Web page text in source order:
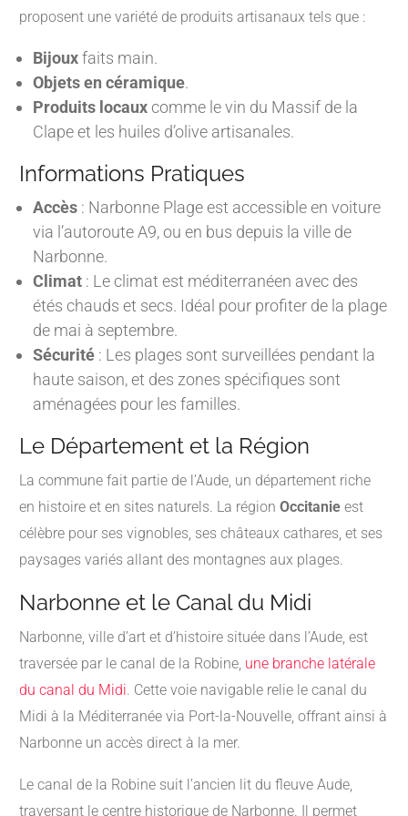
proposent une variété de produits artisanaux tels que :
Bijouxfaits main.
Objets en céramique.
Produits locaux comme le vin du Massif de la
Clape et les huiles d’olive artisanales.
Informations Pratiques
Accès : Narbonne Plage est accessible en voiture
via l’autoroute A9, ou en bus depuis la ville de
Narbonne.
Climat : Le climat est méditerranéen avec des
étés chauds et secs. Idéal pour profiter de la plage
de mai à septembre.
Sécurité : Les plages sont surveillées pendant la
haute saison, et des zones spécifiques sont
aménagées pour les familles.
Le Département et la Région
La commune fait partie de l’Aude, un département riche
en histoire et en sites naturels. La région Occitanie est
célèbre pour ses vignobles, ses châteaux cathares, et ses
paysages variés allant des montagnes aux plages.
Narbonne et le Canal du Midi
Narbonne, ville d’art et d’histoire située dans l’Aude, est
traversée par le canal de la Robine, une branche latérale
du canal du Midi Cette voie navigable relie le canal du
Midi à la Méditerranée via Port-la-Nouvelle, offrant ainsi à
Narbonne un accès direct à la mer.
Le canal de la Robine suit l’ancien lit du fleuve Aude,
traversant le centre historique de Narbonne. Il permet